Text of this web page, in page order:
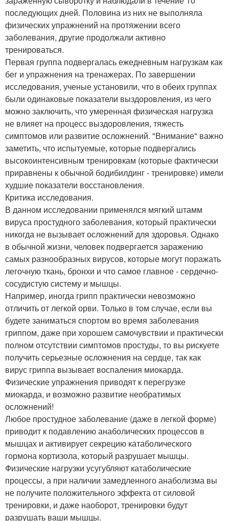
последующих дней. Половина из них не выполняла
физических упражнений на протяжении всего
заболевания, другие продолжали активно
тренироваться.
Первая группа подвергалась ежедневным нагрузкам как
бег и упражнения на тренажерах. По завершении
исследования, ученые установили, что в обеих группах
были одинаковые показатели выздоровления, из чего
можно заключить, что умеренная физическая нагрузка
не влияет на процесс выздоровления, тяжесть
симптомов или развитие осложнений. "Внимание" важно
заметить, что испытуемые, которые подвергались
высокоинтенсивным тренировкам (которые фактически
приравнены к обычной бодибилдинг - тренировке) имели
худшие показатели восстановления.
Критика исследования.
В данном исследовании применялся мягкий штамм
вируса простудного заболевания, который практически
никогда не вызывает осложнений для здоровья. Однако
в обычной жизни, человек подвергается заражению
самых разнообразных вирусов, которые могут поражать
легочную ткань, бронхи и что самое главное - сердечно-
сосудистую систему и мышцы.
Например, иногда грипп практически невозможно
отличить от легкой орви. Только в том случае, если вы
будете заниматься спортом во время заболевания
гриппом, даже при хорошем самочувствии и практически
полном отсутствии симптомов простуды, то вы рискуете
получить серьезные осложнения на сердце, так как
вирус гриппа вызывает воспаления миокарда.
Физические упражнения приводят к перегрузке
миокарда, и возможно развитие необратимых
осложнений!
Любое простудное заболевание (даже в легкой форме)
приводит к подавлению анаболических процессов в
мышцах и активирует секрецию катаболического
гормона кортизола, который разрушает мышцы.
Физические нагрузки усугубляют катаболические
процессы, а при наличии замедленного анаболизма вы
не получите положительного эффекта от силовой
тренировки, и даже наоборот, тренировки будут
разрушать ваши мышцы.